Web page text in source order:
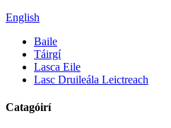
English
Baile
Táirgí
Lasca Eile
Lasc Druileála Leictreach
Catagóirí